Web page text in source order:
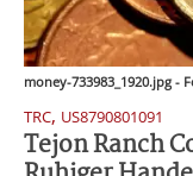
money-733983_1920.jpg -
TRC, US8790801091
Tejon Ranch